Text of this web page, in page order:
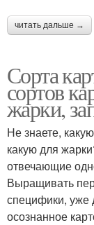
читать дальше →
Сорта
сортов
жарки,
Не знаете,
какую для
отвечающие
Выращивать
специфики, уже
осознанное